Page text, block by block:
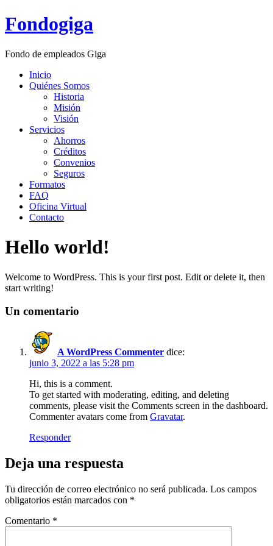
Ir
al
Fondogiga
Fondo de empleados Giga
Inicio
Quiénes Somos
Historia
Misión
Visión
Servicios
Ahorros
Créditos
Convenios
Seguros
Formatos
FAQ
Oficina Virtual
Contacto
Hello world!
Welcome to WordPress. This is your first post. Edit or delete it, then
start writing!
Un comentario
A WordPress Commenter dice:
junio 3, 2022 a las 5:28 pm
Hi, this is a comment.
To get started with moderating, editing, and deleting
comments, please visit the Comments screen in the dashboard.
Commenter avatars come from Gravatar.
Responder
Deja una respuesta
Tu dirección de correo electrónico no será publicada. Los campos
obligatorios están marcados con *
Comentario *